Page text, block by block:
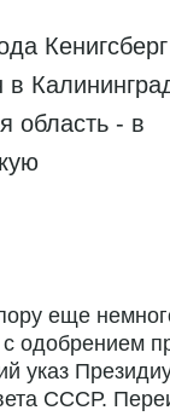
в
область - в
еще
одобрением
указ
СССР.